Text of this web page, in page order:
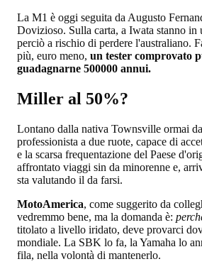
La M1 è oggi seguita da Augusto
Dovizioso. Sulla carta, a Iwata stanno in
perciò a rischio di perdere l'australiano.
più, euro meno, un tester comprovato
guadagnarne 500000 annui.
Miller al 50%?
Lontano dalla nativa Townsville ormai
professionista a due ruote, capace di
e la scarsa frequentazione del Paese
affrontato viaggi sin da minorenne e,
sta valutando il da farsi.
MotoAmerica, come suggerito da
vedremmo bene, ma la domanda è:
titolato a livello iridato, deve provarci
mondiale. La SBK lo fa, la Yamaha lo
fila, nella volontà di mantenerlo.